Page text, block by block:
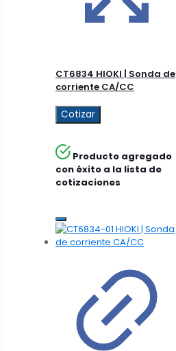
CT6834 HIOKI | Sonda de
corriente CA/CC
Cotizar
Producto agregado
con éxito a la lista de
cotizaciones